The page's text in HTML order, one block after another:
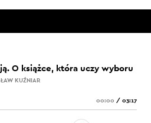
O książce, która uczy wyboru
KUŹNIAR
00:00 / 03:17